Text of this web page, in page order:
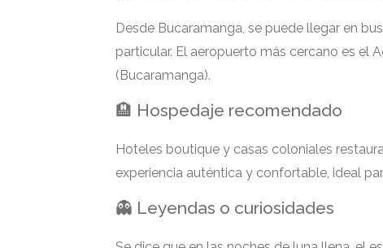
Desde Bucaramanga, se puede llegar en
particular. El aeropuerto más cercano es el
(Bucaramanga).
🏨 Hospedaje recomendado
Hoteles boutique y casas coloniales
experiencia auténtica y confortable, ideal
👻 Leyendas o curiosidades